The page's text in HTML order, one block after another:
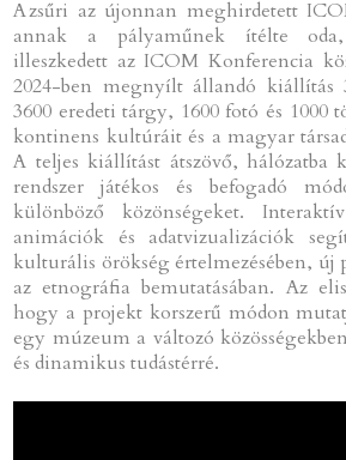
A zsűri az újonnan meghirdetett
annak a pályaműnek ítélte
illeszkedett az ICOM Konferencia
2024-ben megnyílt állandó kiállítás
3600 eredeti tárgy, 1600 fotó és 1000
kontinens kultúráit és a magyar
A teljes kiállítást átszövő, hálózatba
rendszer játékos és befogadó
különböző közönségeket.
animációk és adatvizualizációk
kulturális örökség értelmezésében, új
az etnográfia bemutatásában. Az
hogy a projekt korszerű módon
egy múzeum a változó
és dinamikus tudástérré.